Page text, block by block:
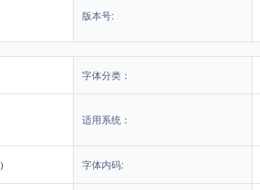
版本号:
字体分类：
适用系统：
字体内码: